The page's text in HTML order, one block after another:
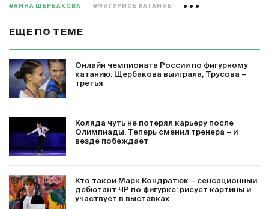
#АННА ЩЕРБАКОВА #ФИГУРНОЕ КАТАНИЕ
ЕЩЕ ПО ТЕМЕ
Онлайн чемпионата России по фигурному
катанию: Щербакова выиграла, Трусова –
третья
Коляда чуть не потерял карьеру после
Олимпиады. Теперь сменил тренера – и
везде побеждает
Кто такой Марк Кондратюк – сенсационный
дебютант ЧР по фигурке: рисует картины и
участвует в выставках